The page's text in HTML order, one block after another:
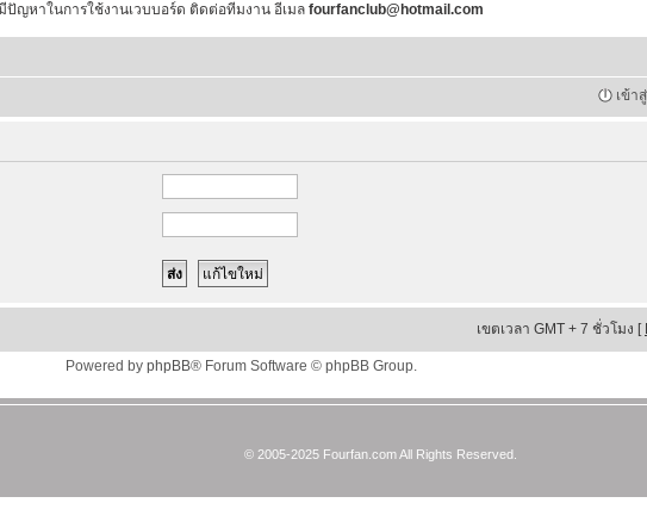
ปัญหาในการใช้งานเวบบอร์ด ติดต่อทีมงาน อีเมล fourfanclub@hotmail.com
เข้า
เขตเวลา GMT + 7 ชั่วโมง [
Powered by phpBB® Forum Software © phpBB Group.
© 2005-2025 Fourfan.com All Rights Reserved.